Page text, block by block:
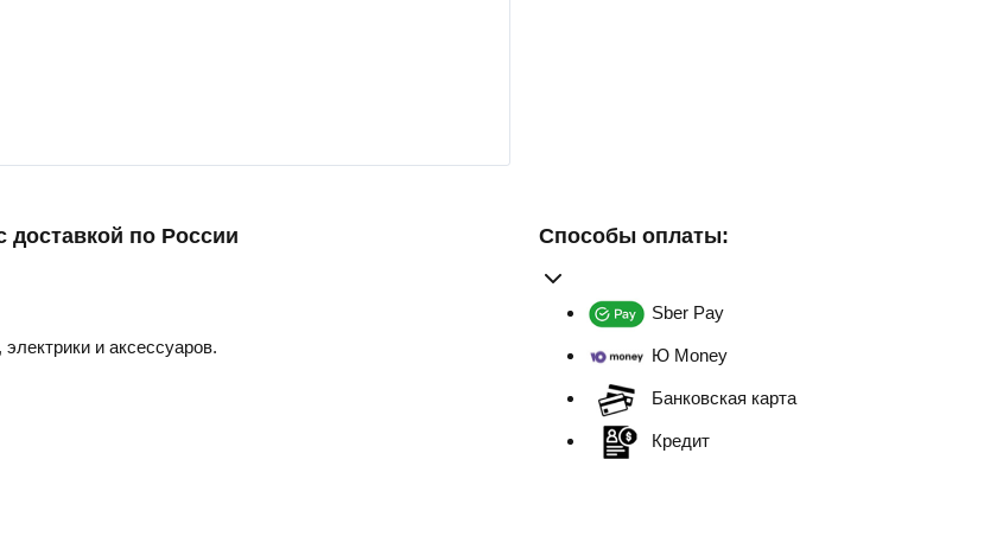
доставкой по России
и аксессуаров.
Способы оплаты:
Sber Pay
Ю Money
Банковская карта
Кредит